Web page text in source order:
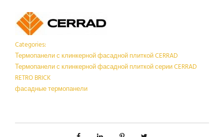
Categories:
Термопанели с клинкерной фасадной плиткой CERRAD
Термопанели с клинкерной фасадной плиткой серии CERRAD
RETRO BRICK
фасадные термопанели